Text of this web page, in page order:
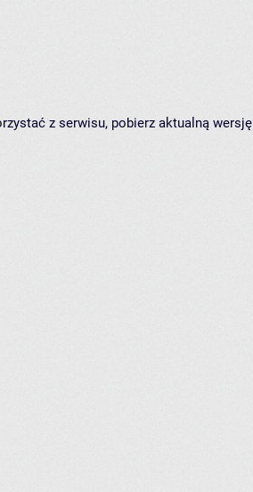
z serwisu, pobierz aktualną wersję